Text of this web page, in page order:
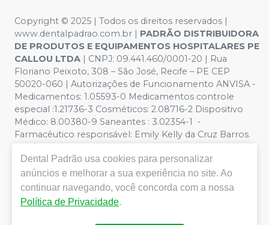
Copyright © 2025 | Todos os direitos reservados |
www.dentalpadrao.com.br | PADRÃO DISTRIBUIDORA
DE PRODUTOS E EQUIPAMENTOS HOSPITALARES PE
CALLOU LTDA | CNPJ: 09.441.460/0001-20 | Rua
Floriano Peixoto, 308 – São José, Recife – PE CEP
50020-060 | Autorizações de Funcionamento ANVISA -
Medicamentos: 1.05593-0 Medicamentos controle
especial :1.21736-3 Cosméticos: 2.08716-2 Dispositivo
Médico: 8.00380-9 Saneantes : 3.02354-1 -
Farmacêutico responsável: Emily Kelly da Cruz Barros.
CRF/PE nº 10109 | Política de Privacidade e Segurança -
Fotos meramente ilustrativas - Os preços e condições
da loja virtual estão sujeitos a alterações. Em caso de
divergência de preços no site, o valor válido é o do
Carrinho de Compra. Não vendemos por atacado, por
isso nos reservamos o direito de não atender compras
de grandes volumes pelo site.
Dental Padrão usa cookies para personalizar
anúncios e melhorar a sua experiência no site. Ao
continuar navegando, você concorda com a nossa
Política de Privacidade.